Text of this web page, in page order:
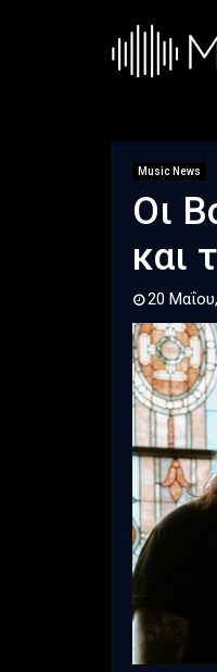
Music News
Οι
και
20